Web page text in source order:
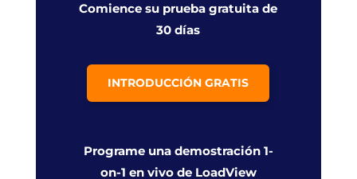
Comience su prueba gratuita de
30 días
INTRODUCCIÓN GRATIS
Programe una demostración 1-
on-1 en vivo de LoadView